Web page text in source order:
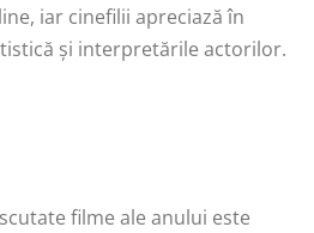
iar cinefilii apreciază în
și interpretările actorilor.
filme ale anului este